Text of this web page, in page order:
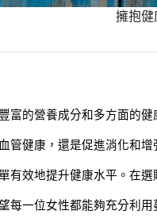
擁抱健
富的營養成分和多方面的
管健康，還是促進消化和
有效地提升健康水平。在
每一位女性都能夠充分利